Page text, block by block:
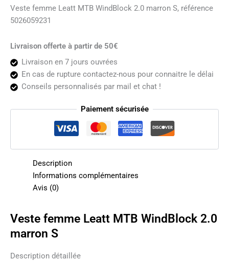
marron
S
Veste femme Leatt MTB WindBlock 2.0 marron S, référence
5026059231
Livraison offerte à partir de 50€
Livraison en 7 jours ouvrées
En cas de rupture contactez-nous pour connaitre le délai
Conseils personnalisés par mail et chat !
Paiement sécurisée
Description
Informations complémentaires
Avis (0)
Veste femme Leatt MTB WindBlock 2.0
marron S
Description détaillée